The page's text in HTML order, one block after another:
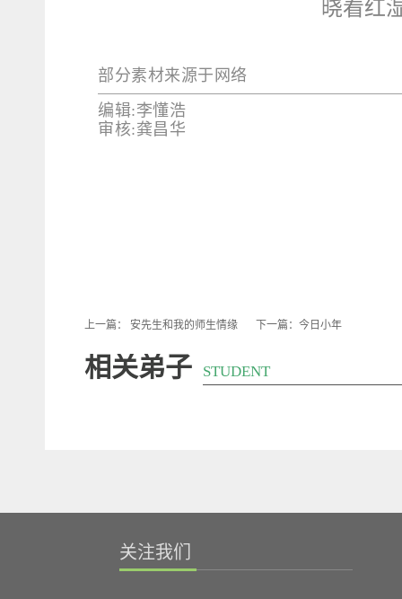
晓看红
部分素材来源于网络
编辑:李懂浩
审核:龚昌华
上一篇： 安先生和我的师生情缘 下一篇： 今日小年
相关弟子 STUDENT
关注我们